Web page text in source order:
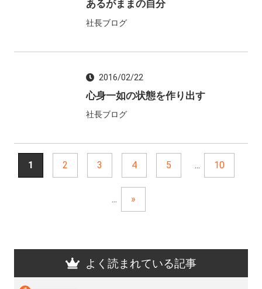
あるがままの自分
社長ブログ
2016/02/22
心身一如の状態を作り出す
社長ブログ
1 2 3 4 5 ... 10
... »
よく読まれている記事